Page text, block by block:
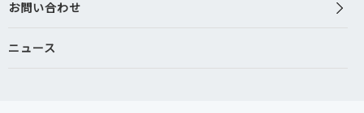
お問い合わせ
ニュース